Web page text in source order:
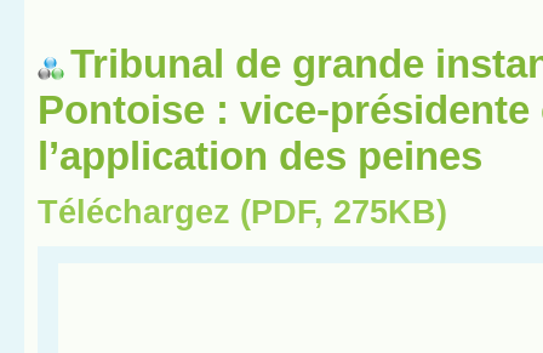
Tribunal de grande
Pontoise : vice-présidente
l’application des peines
Téléchargez (PDF, 275KB)